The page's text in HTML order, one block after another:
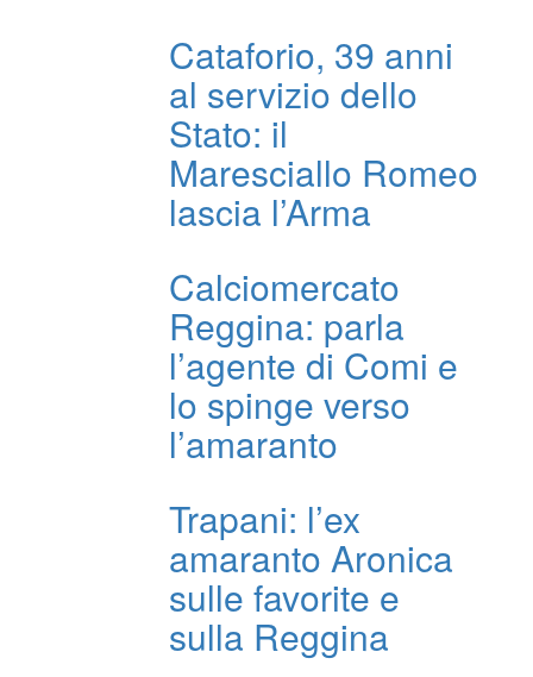
Cataforio, 39 anni
al servizio dello
Stato: il
Maresciallo Romeo
lascia l’Arma
Calciomercato
Reggina: parla
l’agente di Comi e
lo spinge verso
l’amaranto
Trapani: l’ex
amaranto Aronica
sulle favorite e
sulla Reggina